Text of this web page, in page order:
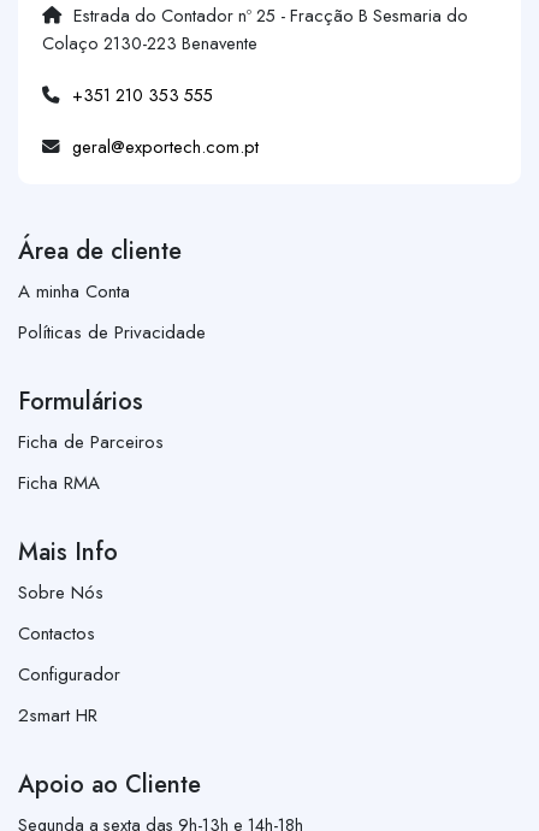
Estrada do Contador nº 25 - Fracção B Sesmaria do
Colaço 2130-223 Benavente
+351 210 353 555
geral@exportech.com.pt
Área de cliente
A minha Conta
Políticas de Privacidade
Formulários
Ficha de Parceiros
Ficha RMA
Mais Info
Sobre Nós
Contactos
Configurador
2smart HR
Apoio ao Cliente
Segunda a sexta das 9h-13h e 14h-18h